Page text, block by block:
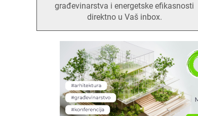
građevinarstva i energetske efikasnosti
direktno u Vaš inbox.